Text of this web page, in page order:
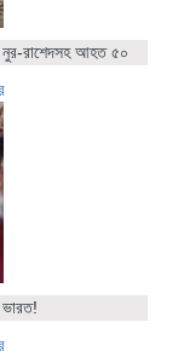
নুর-রাশেদসহ আহত ৫০
ভারত!